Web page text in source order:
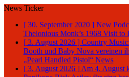
News Ticker
[ 30. September 2020 ] New
Thelonious Monk’s 1968 Visit to
[ 3. August 2026 ] Country
Booth und Baby Nova vereinen
„Pearl Handled Pistol“ News
[ 3. August 2026 ] Am 4. August